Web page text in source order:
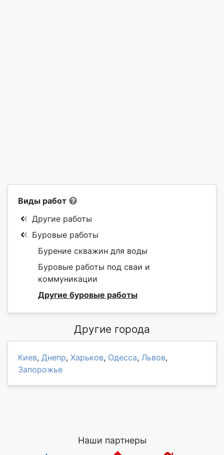
Виды работ
Другие работы
Буровые работы
Бурение скважин для воды
Буровые работы под сваи и
коммуникации
Другие буровые работы
Другие города
Киев, Днепр, Харьков, Одесса, Львов,
Запорожье
Наши партнеры